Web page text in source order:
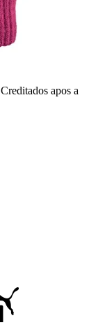
Creditados apos a